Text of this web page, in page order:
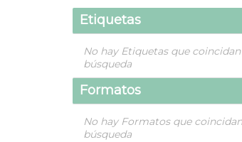
Etiquetas
No hay Etiquetas que
búsqueda
Formatos
No hay Formatos que
búsqueda